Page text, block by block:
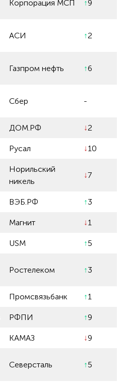
Корпорация МСП ↑9
АСИ ↑2
Газпром нефть ↑6
Сбер -
ДОМ.РФ ↓2
Русал ↓10
Норильский
никель
↓7
ВЭБ.РФ ↑3
Магнит ↓1
USM ↑5
Ростелеком ↑3
Промсвязьбанк ↑1
РФПИ ↑9
КАМАЗ ↓9
Северсталь ↑5